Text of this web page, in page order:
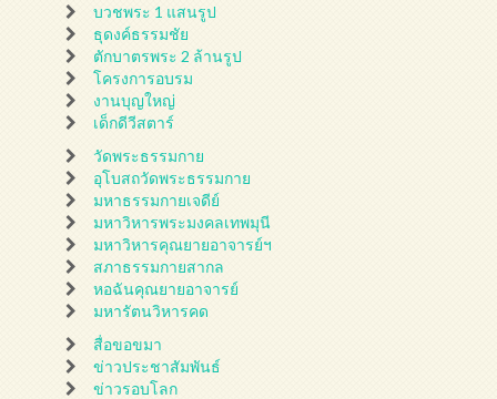
บวชพระ 1 แสนรูป
ธุดงค์ธรรมชัย
ตักบาตรพระ 2 ล้านรูป
โครงการอบรม
งานบุญใหญ่
เด็กดีวีสตาร์
วัดพระธรรมกาย
อุโบสถวัดพระธรรมกาย
มหาธรรมกายเจดีย์
มหาวิหารพระมงคลเทพมุนี
มหาวิหารคุณยายอาจารย์ฯ
สภาธรรมกายสากล
หอฉันคุณยายอาจารย์
มหารัตนวิหารคด
สื่อขอขมา
ข่าวประชาสัมพันธ์
ข่าวรอบโลก